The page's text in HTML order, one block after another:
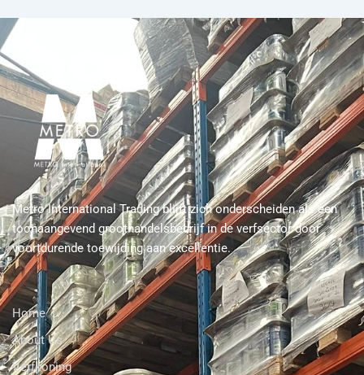
Metro International Trading blijft zich onderscheiden als een
toonaangevend groothandelsbedrijf in de verfsector door
voortdurende toewijding aan excellentie.
Home
About Us
Verfkoning